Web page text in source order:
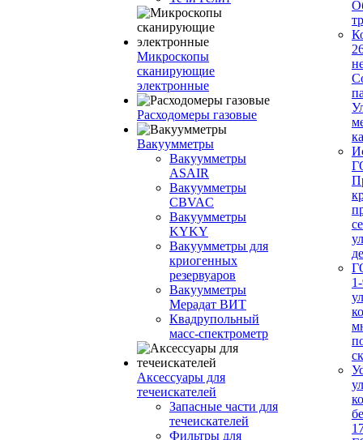
Микроскопы
сканирующие
электронные
Расходомеры газовые
Вакуумметры
Вакуумметры
ASAIR
Вакуумметры
CBVAC
Вакуумметры
KYKY
Вакуумметры для
криогенных
резервуаров
Вакуумметры
Мерадат ВИТ
Квадрупольный
масс-спектрометр
Аксессуары для
течеискателей
Запасные части для
течеискателей
Фильтры для